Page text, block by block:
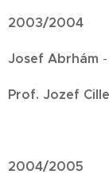
2003/2004
Josef Abrhám
Prof. Jozef
2004/2005